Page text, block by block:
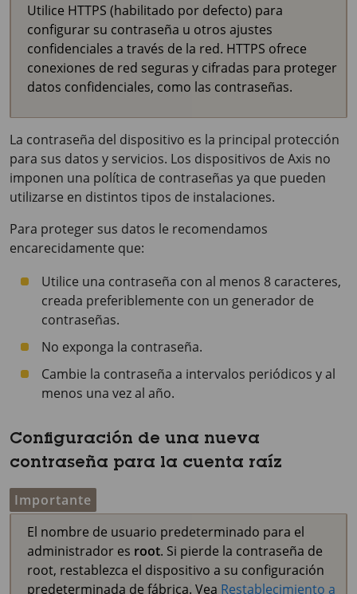
Utilice HTTPS (habilitado por defecto) para
configurar su contraseña u otros ajustes
confidenciales a través de la red. HTTPS ofrece
conexiones de red seguras y cifradas para proteger
datos confidenciales, como las contraseñas.
La contraseña del dispositivo es la principal protección
para sus datos y servicios. Los dispositivos de Axis no
imponen una política de contraseñas ya que pueden
utilizarse en distintos tipos de instalaciones.
Para proteger sus datos le recomendamos
encarecidamente que:
Utilice una contraseña con al menos 8 caracteres,
creada preferiblemente con un generador de
contraseñas.
No exponga la contraseña.
Cambie la contraseña a intervalos periódicos y al
menos una vez al año.
Configuración de una nueva
contraseña para la cuenta raíz
Importante
El nombre de usuario predeterminado para el
administrador es root. Si pierde la contraseña de
root, restablezca el dispositivo a su configuración
predeterminada de fábrica. Vea Restablecimiento a